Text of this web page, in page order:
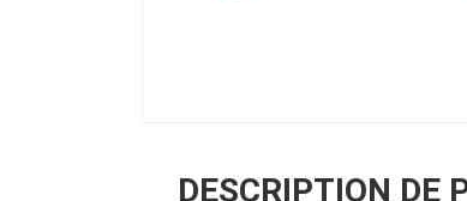
DESCRIPTION DE